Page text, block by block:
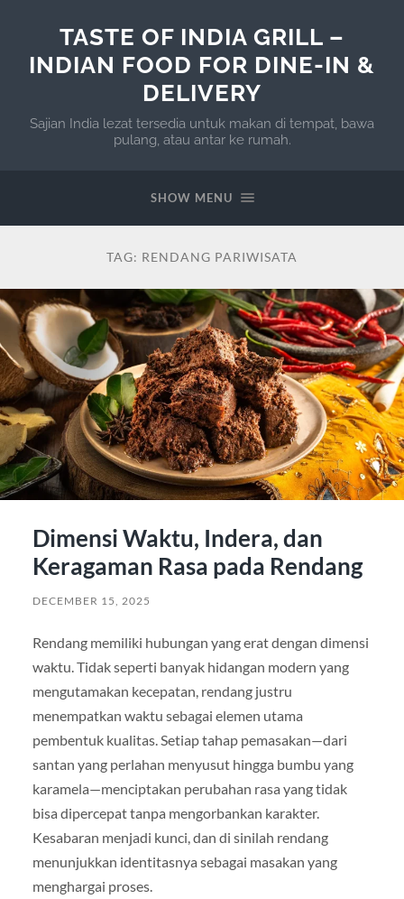
TASTE OF INDIA GRILL –
INDIAN FOOD FOR DINE-IN &
DELIVERY
Sajian India lezat tersedia untuk makan di tempat, bawa
pulang, atau antar ke rumah.
SHOW MENU
TAG: RENDANG PARIWISATA
Dimensi Waktu, Indera, dan
Keragaman Rasa pada Rendang
DECEMBER 15, 2025
Rendang memiliki hubungan yang erat dengan dimensi
waktu. Tidak seperti banyak hidangan modern yang
mengutamakan kecepatan, rendang justru
menempatkan waktu sebagai elemen utama
pembentuk kualitas. Setiap tahap pemasakan—dari
santan yang perlahan menyusut hingga bumbu yang
karamela—menciptakan perubahan rasa yang tidak
bisa dipercepat tanpa mengorbankan karakter.
Kesabaran menjadi kunci, dan di sinilah rendang
menunjukkan identitasnya sebagai masakan yang
menghargai proses.